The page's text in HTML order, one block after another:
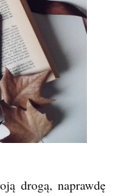
drogą, naprawdę